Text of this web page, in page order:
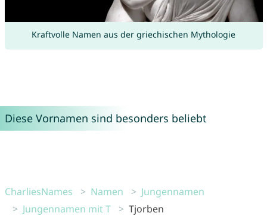
Kraftvolle Namen aus der griechischen Mythologie
Diese Vornamen sind besonders beliebt
CharliesNames Namen
Jungennamen
Jungennamen mit T
Tjorben